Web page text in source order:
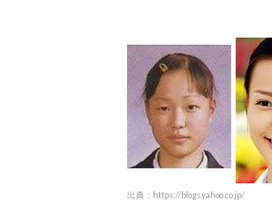
出典：https://blogs.yahoo.co.jp/